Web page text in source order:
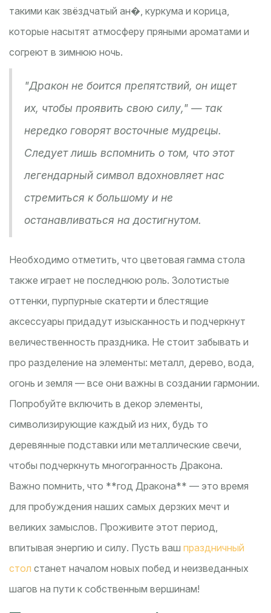
такими как звёздчатый ан�, куркума и корица,
которые насытят атмосферу пряными ароматами и
согреют в зимнюю ночь.
"Дракон не боится препятствий, он ищет
их, чтобы проявить свою силу," — так
нередко говорят восточные мудрецы.
Следует лишь вспомнить о том, что этот
легендарный символ вдохновляет нас
стремиться к большому и не
останавливаться на достигнутом.
Необходимо отметить, что цветовая гамма стола
также играет не последнюю роль. Золотистые
оттенки, пурпурные скатерти и блестящие
аксессуары придадут изысканность и подчеркнут
величественность праздника. Не стоит забывать и
про разделение на элементы: металл, дерево, вода,
огонь и земля — все они важны в создании гармонии.
Попробуйте включить в декор элементы,
символизирующие каждый из них, будь то
деревянные подставки или металлические свечи,
чтобы подчеркнуть многогранность Дракона.
Важно помнить, что **год Дракона** — это время
для пробуждения наших самых дерзких мечт и
великих замыслов. Проживите этот период,
впитывая энергию и силу. Пусть ваш праздничный
стол станет началом новых побед и неизведанных
шагов на пути к собственным вершинам!